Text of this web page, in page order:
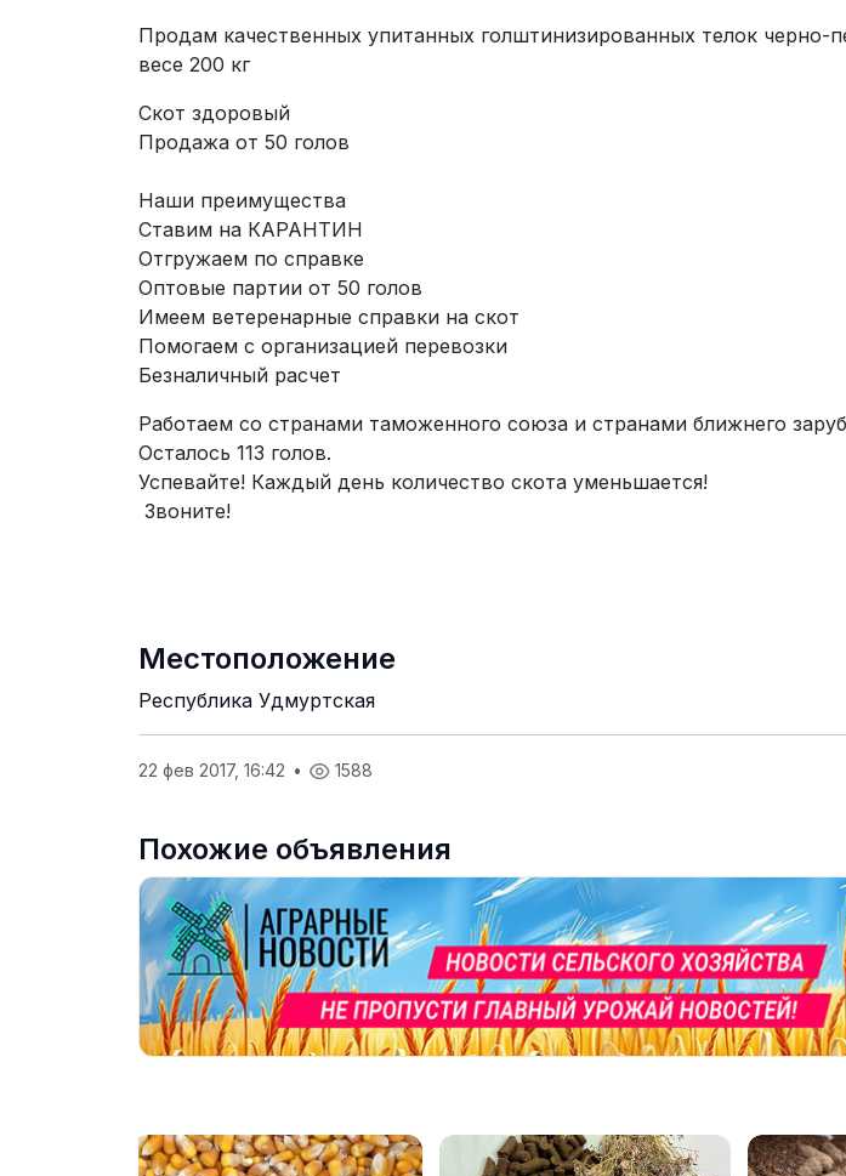
Продам качественных упитанных голштинизированных телок черно-
весе 200 кг
Скот здоровый
Продажа от 50 голов
Наши преимущества
Ставим на КАРАНТИН
Отгружаем по справке
Оптовые партии от 50 голов
Имеем ветеренарные справки на скот
Помогаем с организацией перевозки
Безналичный расчет
Работаем со странами таможенного союза и странами ближнего
Осталось 113 голов.
Успевайте! Каждый день количество скота уменьшается!
Звоните!
Местоположение
Республика Удмуртская
22 фев 2017, 16:42 • 1588
Похожие объявления